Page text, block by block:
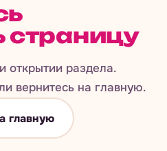
страницу
открытии раздела.
вернитесь на главную.
главную